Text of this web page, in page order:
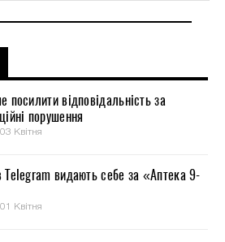
посилити відповідальність за
порушення
Квітня
Telegram видають себе за «Аптека 9-
Квітня